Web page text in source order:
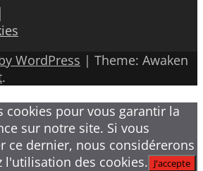
WordPress | Theme: Awaken
.
cookies pour vous garantir la
sur notre site. Si vous
ce dernier, nous considérerons
l'utilisation des cookies. J'accepte